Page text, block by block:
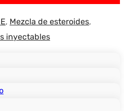
, Mezcla de esteroides,
inyectables